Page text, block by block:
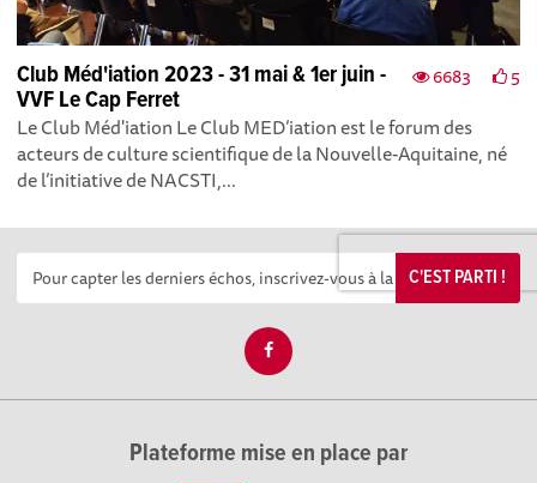
6683 5
Club Méd'iation 2023 - 31 mai & 1er juin -
VVF Le Cap Ferret
Le Club Méd'iation Le Club MED’iation est le forum des
acteurs de culture scientifique de la Nouvelle-Aquitaine, né
de l’initiative de NACSTI,...
C'EST PARTI !
Plateforme mise en place par